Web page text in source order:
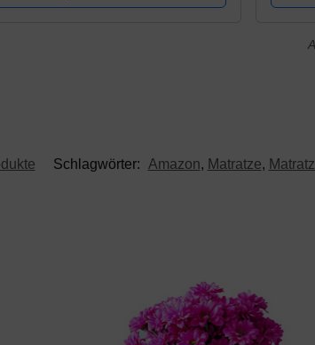
Schlagwörter: Amazon, Matratze,